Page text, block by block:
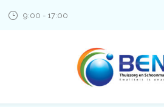
9:00 - 17:00